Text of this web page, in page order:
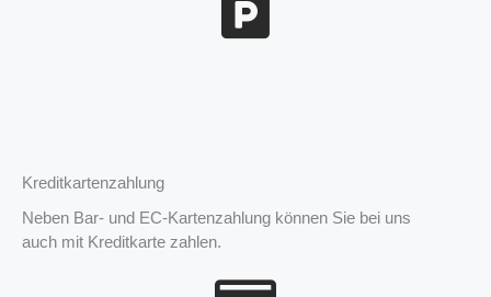
Kreditkartenzahlung
Neben Bar- und EC-Kartenzahlung können Sie bei uns
auch mit Kreditkarte zahlen.